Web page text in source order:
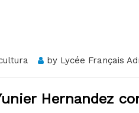
by Lycée Français
Hernandez